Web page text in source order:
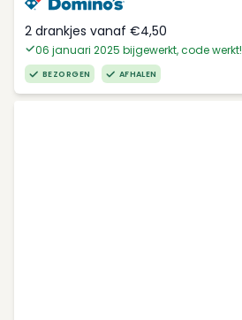
2 drankjes vanaf €4,50
06 januari 2025 bijgewerkt, code werkt!
BEZORGEN AFHALEN